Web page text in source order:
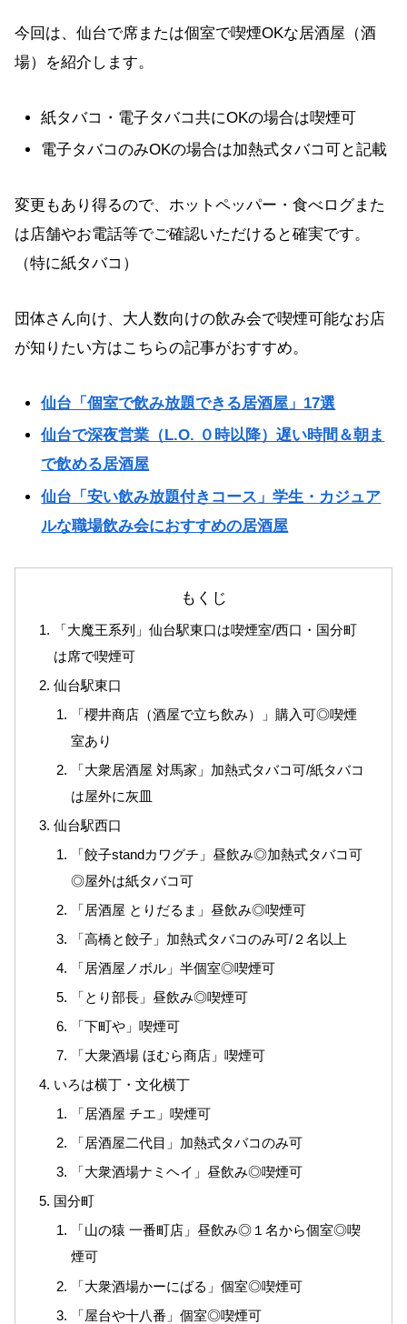
今回は、仙台で席または個室で喫煙OKな居酒屋（酒
場）を紹介します。
紙タバコ・電子タバコ共にOKの場合は喫煙可
電子タバコのみOKの場合は加熱式タバコ可と記載
変更もあり得るので、ホットペッパー・食べログまた
は店舗やお電話等でご確認いただけると確実です。
（特に紙タバコ）
団体さん向け、大人数向けの飲み会で喫煙可能なお店
が知りたい方はこちらの記事がおすすめ。
仙台「個室で飲み放題できる居酒屋」17選
仙台で深夜営業（L.O. ０時以降）遅い時間＆朝ま
で飲める居酒屋
仙台「安い飲み放題付きコース」学生・カジュア
ルな職場飲み会におすすめの居酒屋
もくじ
「大魔王系列」仙台駅東口は喫煙室/西口・国分町
は席で喫煙可
仙台駅東口
「櫻井商店（酒屋で立ち飲み）」購入可◎喫煙
室あり
「大衆居酒屋 対馬家」加熱式タバコ可/紙タバコ
は屋外に灰皿
仙台駅西口
「餃子standカワグチ」昼飲み◎加熱式タバコ可
◎屋外は紙タバコ可
「居酒屋 とりだるま」昼飲み◎喫煙可
「高橋と餃子」加熱式タバコのみ可/２名以上
「居酒屋ノボル」半個室◎喫煙可
「とり部長」昼飲み◎喫煙可
「下町や」喫煙可
「大衆酒場 ほむら商店」喫煙可
いろは横丁・文化横丁
「居酒屋 チエ」喫煙可
「居酒屋二代目」加熱式タバコのみ可
「大衆酒場ナミヘイ」昼飲み◎喫煙可
国分町
「山の猿 一番町店」昼飲み◎１名から個室◎喫
煙可
「大衆酒場かーにばる」個室◎喫煙可
「屋台や十八番」個室◎喫煙可